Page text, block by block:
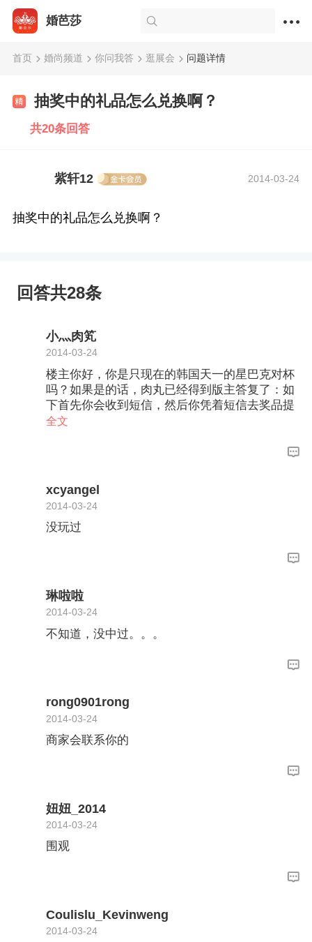
婚芭莎
首页 婚尚频道 你问我答 逛展会 问题详情
抽奖中的礼品怎么兑换啊？
共20条回答
紫轩12 2014-03-24
抽奖中的礼品怎么兑换啊？
回答共28条
小灬肉笂
2014-03-24
楼主你好，你是只现在的韩国天一的星巴克对杯
吗？如果是的话，肉丸已经得到版主答复了：如
下首先你会收到短信，然后你凭着短信去奖品提
供的商家门店进行领取就可以了
全文
xcyangel
2014-03-24
没玩过
琳啦啦
2014-03-24
不知道，没中过。。。
rong0901rong
2014-03-24
商家会联系你的
妞妞_2014
2014-03-24
围观
Coulislu_Kevinweng
2014-03-24